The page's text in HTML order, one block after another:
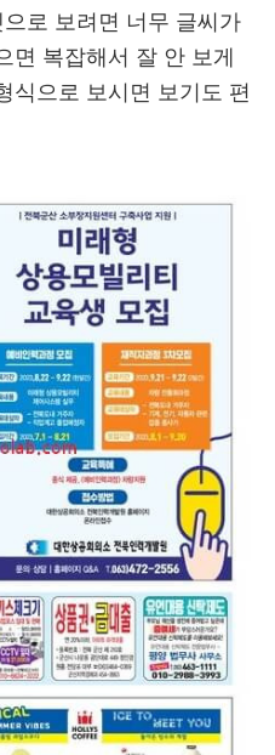
로 보려면 너무 글씨가
면 복잡해서 잘 안 보게
식으로 보시면 보기도 편